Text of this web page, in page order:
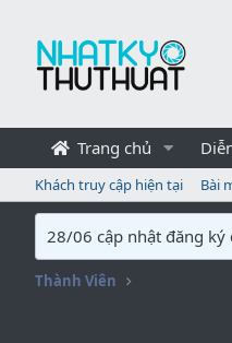
Trang chủ
Khách truy cập hiện tại Bài
28/06 cập nhật đăng ký
Thành Viên